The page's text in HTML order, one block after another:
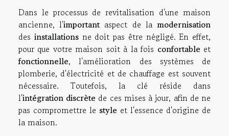
Dans le processus de revitalisation d'une maison
ancienne, l'importantaspect de la modernisation
des installationsne doit pas être négligé. En effet,
pour que votre maison soit à la fois confortable et
fonctionnelle, l'amélioration des systèmes de
plomberie, d'électricité et de chauffage est souvent
nécessaire. Toutefois, la clé réside dans
l'intégration discrète de ces mises à jour, afin de ne
pas compromettre le style et l'essence d'origine de
la maison.